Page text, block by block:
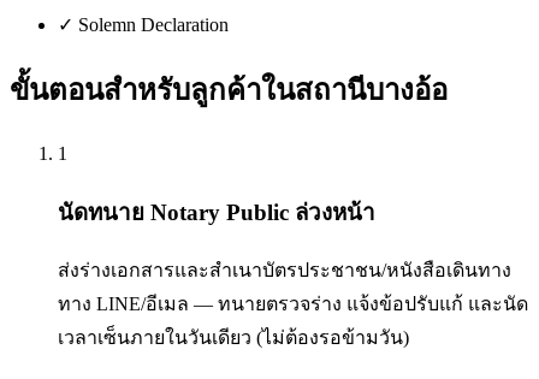
✓ Solemn Declaration
ขั้นตอนสำหรับลูกค้าในสถานีบางอ้อ
1
นัดทนาย Notary Public ล่วงหน้า
ส่งร่างเอกสารและสำเนาบัตรประชาชน/หนังสือเดินทาง
ทาง LINE/อีเมล — ทนายตรวจร่าง แจ้งข้อปรับแก้ และนัด
เวลาเซ็นภายในวันเดียว (ไม่ต้องรอข้ามวัน)